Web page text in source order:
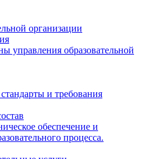
организации
управления образовательной
и требования
обеспечение и
процесса.